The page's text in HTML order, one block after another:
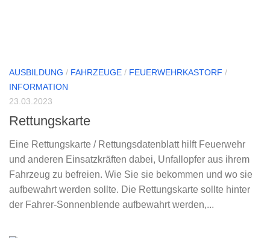
AUSBILDUNG / FAHRZEUGE / FEUERWEHRKASTORF /
INFORMATION
23.03.2023
Rettungskarte
Eine Rettungskarte / Rettungsdatenblatt hilft Feuerwehr
und anderen Einsatzkräften dabei, Unfallopfer aus ihrem
Fahrzeug zu befreien. Wie Sie sie bekommen und wo sie
aufbewahrt werden sollte. Die Rettungskarte sollte hinter
der Fahrer-Sonnenblende aufbewahrt werden,...